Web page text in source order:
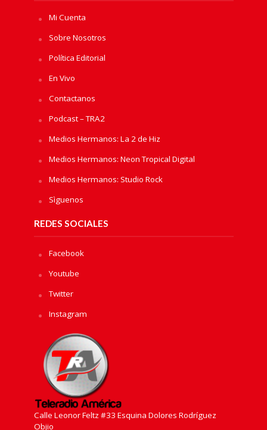
Mi Cuenta
Sobre Nosotros
Política Editorial
En Vivo
Contactanos
Podcast – TRA2
Medios Hermanos: La 2 de Hiz
Medios Hermanos: Neon Tropical Digital
Medios Hermanos: Studio Rock
Sìguenos
REDES SOCIALES
Facebook
Youtube
Twitter
Instagram
Calle Leonor Feltz #33 Esquina Dolores Rodríguez
Objio